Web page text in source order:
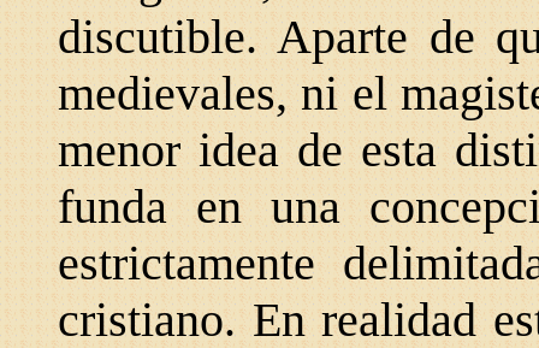
discutible. Aparte de
medievales, ni el
menor idea de esta
funda en una
estrictamente
cristiano. En realidad